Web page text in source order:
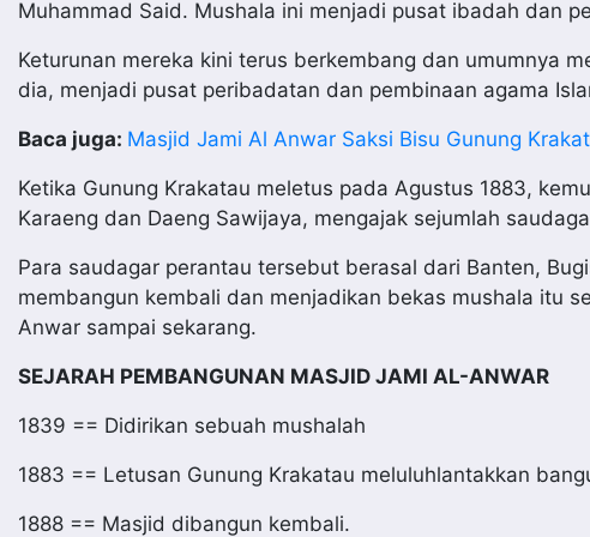
Muhammad Said. Mushala ini menjadi pusat ibadah dan
Keturunan mereka kini terus berkembang dan umumnya
dia, menjadi pusat peribadatan dan pembinaan agama
Baca juga: Masjid Jami Al Anwar Saksi Bisu Gunung
Ketika Gunung Krakatau meletus pada Agustus 1883,
Karaeng dan Daeng Sawijaya, mengajak sejumlah
Para saudagar perantau tersebut berasal dari Banten,
membangun kembali dan menjadikan bekas mushala itu
Anwar sampai sekarang.
SEJARAH PEMBANGUNAN MASJID JAMI AL-ANWAR
1839 == Didirikan sebuah mushalah
1883 == Letusan Gunung Krakatau meluluhlantakkan
1888 == Masjid dibangun kembali.